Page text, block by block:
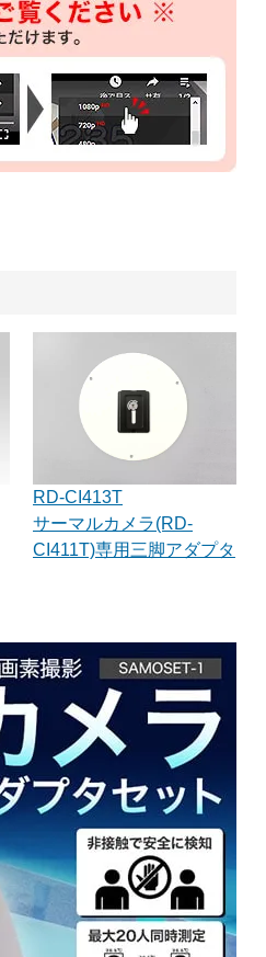
RD-CI413T
サーマルカメラ(RD-
CI411T)専用三脚アダプタ